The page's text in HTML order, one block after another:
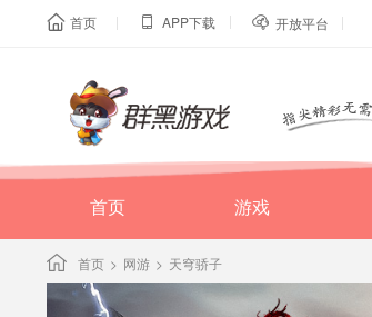
 首页 |  APP下载 |  开放平台 |
首页 游戏
首页 > 网游 > 天穹骄子